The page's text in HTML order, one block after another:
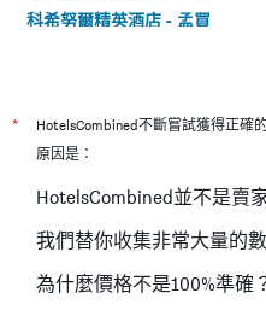
科希努爾精英酒店 - 孟買
東方住宿酒店
海上皇宮飯店
外交官酒店 - 孟買
金格孟買 - 孟買
安泰里居住酒店 - 孟買
* HotelsCombined不斷嘗試獲得正確
原因是：
HotelsCombined並不是賣
我們替你收集非常大量的
為什麼價格不是100%準確